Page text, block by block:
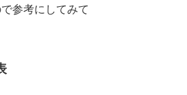
参考にしてみて